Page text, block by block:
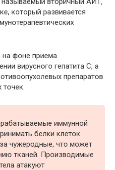
который развивается
на фоне приема
вирусного гепатита С, а
препаратов
иммунной
белки клеток
чужеродные, что может
тканей. Производимые
атакуют